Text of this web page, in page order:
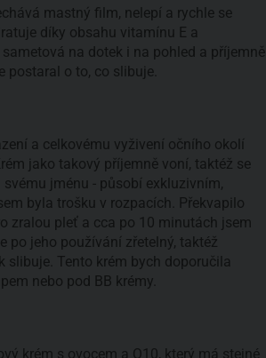
mastný film, nelepí a rychle se
díky obsahu vitamínu E a
na dotek i na pohled a příjemně
postaral o to, co slibuje.
a celkovému vyživení očního okolí
jako takový příjemně voní, taktéž se
jménu - působí exkluzivním,
byla trošku v rozpacích. Překvapilo
zralou pleť a cca po 10 minutách jsem
po jeho používání zřetelný, taktéž
Tento krém bych doporučila
nebo pod BB krémy.
krém s ovocem a Q10, který má stejné